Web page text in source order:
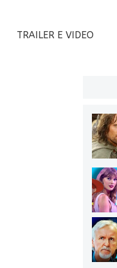
TRAILER E VIDEO